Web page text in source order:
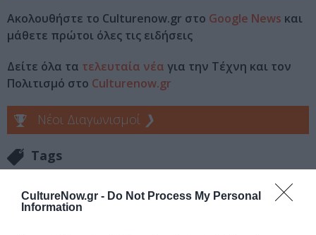
CultureNow.gr - Do Not Process My Personal
Information
Ακολουθήστε το Culturenow.gr στο Google News και
μάθετε πρώτοι όλες τις ειδήσεις
Δείτε όλα τα τελευταία νέα για την Τέχνη και τον
Πολιτισμό στο Culturenow.gr
Νέοι Διαγωνισμοί ❯
Tags